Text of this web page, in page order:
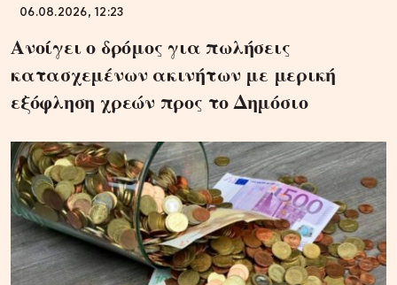
06.08.2026, 12:23
Ανοίγει ο δρόμος για πωλήσεις
κατασχεμένων ακινήτων με μερική
εξόφληση χρεών προς το Δημόσιο